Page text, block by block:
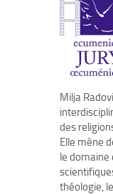
Milja
des
Elle mène
le domaine
théologie,